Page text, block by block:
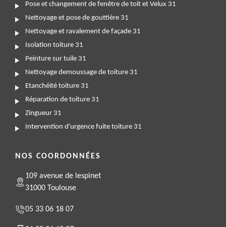
Pose et changement de fenêtre de toit et Velux 31
Nettoyage et pose de gouttière 31
Nettoyage et ravalement de façade 31
Isolation toiture 31
Peinture sur tuile 31
Nettoyage demoussage de toiture 31
Etanchéité toiture 31
Réparation de toiture 31
Zingueur 31
Intervention d'urgence fuite toiture 31
NOS COORDONNÉES
109 avenue de lespinet
31000 Toulouse
05 33 06 18 07